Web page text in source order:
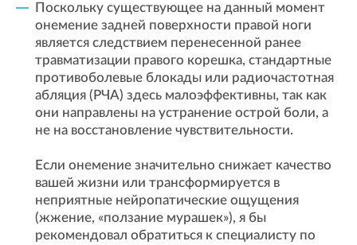
Поскольку существующее на данный момент
онемение задней поверхности правой ноги
является следствием перенесенной ранее
травматизации правого корешка, стандартные
противоболевые блокады или радиочастотная
абляция (РЧА) здесь малоэффективны, так как
они направлены на устранение острой боли, а
не на восстановление чувствительности.
Если онемение значительно снижает качество
вашей жизни или трансформируется в
неприятные нейропатические ощущения
(жжение, «ползание мурашек»), я бы
рекомендовал обратиться к специалисту по